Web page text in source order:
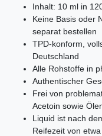
Inhalt: 10 ml in
Keine Basis oder
separat bestellen
TPD-konform,
Deutschland
Alle Rohstoffe in
Authentischer
Frei von
Acetoin sowie
Liquid ist nach
Reifezeit von